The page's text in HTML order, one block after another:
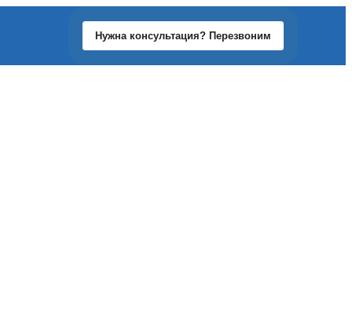
Нужна консультация? Перезвоним